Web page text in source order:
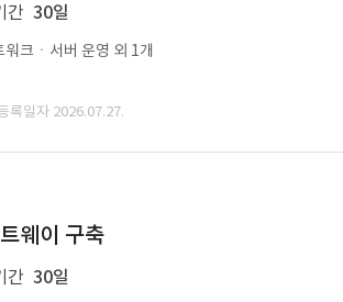
간 30일
워크ㆍ서버 운영 외 1개
록일자 2026.07.27.
웨이 구축
간 30일